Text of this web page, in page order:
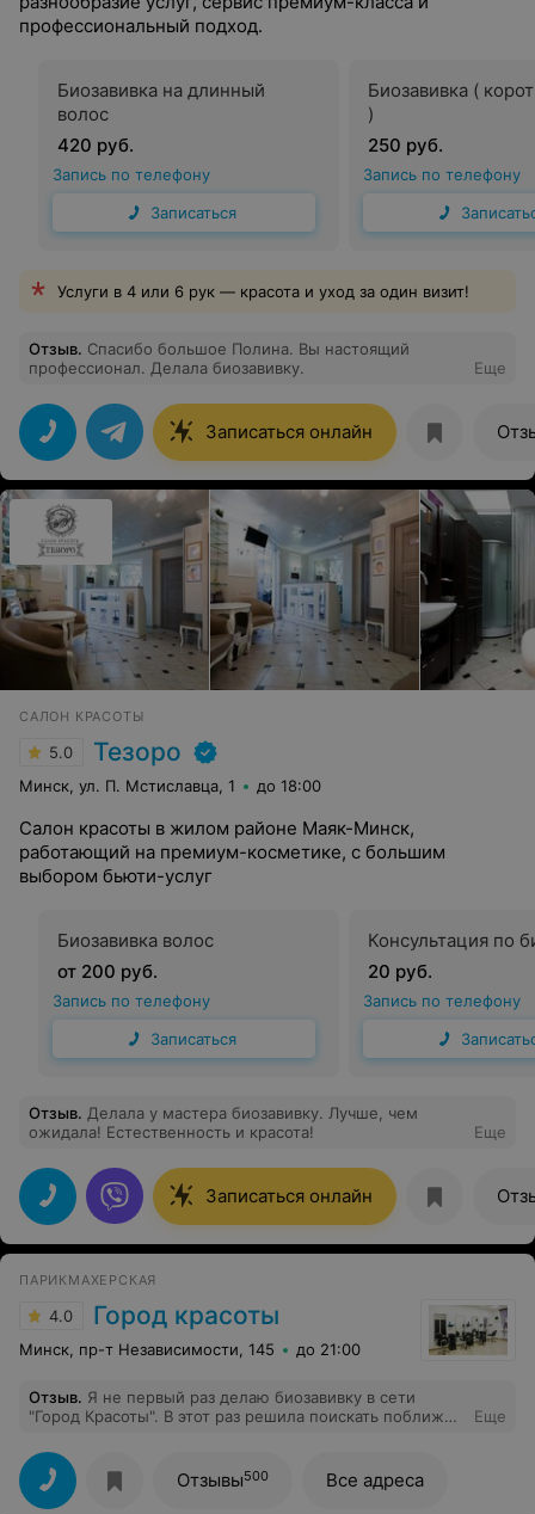
профессиональный подход.
Биозавивка на длинный
волос
420 руб.
Запись по телефону
Записаться
Биозавивка (
)
250 руб.
Запись по телефону
Услуги в 4 или 6 рук — красота и уход за один визит!
Отзыв. Спасибо большое Полина. Вы настоящий
профессионал. Делала биозавивку.
Еще
Записаться онлайн
САЛОН КРАСОТЫ
5.0 Тезоро
Минск, ул. П. Мстиславца, 1 до 18:00
Салон красоты в жилом районе Маяк-Минск,
работающий на премиум-косметике, с большим
выбором бьюти-услуг
Биозавивка волос
от 200 руб.
Запись по телефону
Записаться
Консультация по
20 руб.
Запись по телефону
Отзыв. Делала у мастера биозавивку. Лучше, чем
ожидала! Естественность и красота!
Еще
Записаться онлайн
ПАРИКМАХЕРСКАЯ
4.0 Город красоты
Минск, пр-т Независимости, 145 до 21:00
Отзыв. Я не первый раз делаю биозавивку в сети
"Город Красоты". В этот раз решила поискать поближе
красила девушку и делала мне завивку.В итоге завивка
взялась местами...и это легенькая волна...если ее
можно вообще так назвать. Корни на мокушке без
Еще
Отзывы500 Все адреса